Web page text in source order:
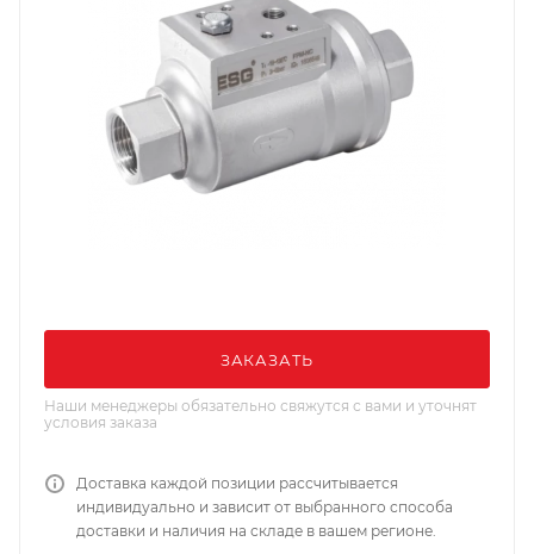
ЗАКАЗАТЬ
Наши менеджеры обязательно свяжутся с вами и уточнят
условия заказа
Доставка каждой позиции рассчитывается
индивидуально и зависит от выбранного способа
доставки и наличия на складе в вашем регионе.